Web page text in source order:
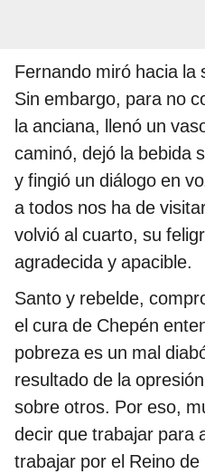
Fernando miró hacia la
Sin embargo, para no
la anciana, llenó un
caminó, dejó la bebida
y fingió un diálogo en
a todos nos ha de
volvió al cuarto, su
agradecida y apacible.
Santo y rebelde,
el cura de Chepén
pobreza es un mal
resultado de la
sobre otros. Por eso,
decir que trabajar para
trabajar por el Reino de